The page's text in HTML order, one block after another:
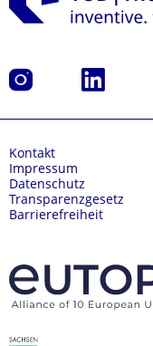
Instagram LinkedIn
Kontakt
Impressum
Datenschutz
Transparenzgesetz
Barrierefreiheit